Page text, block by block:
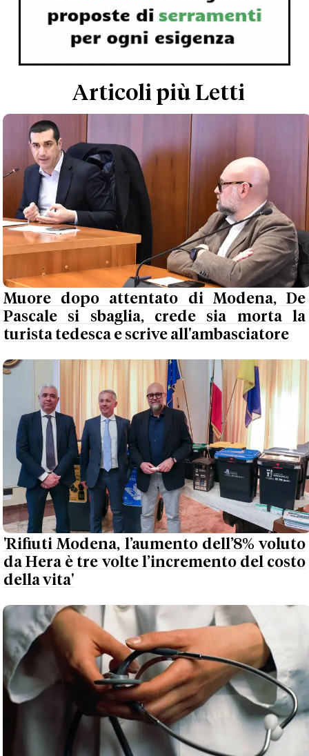
Articoli più Letti
Muore dopo attentato di Modena, De
Pascale si sbaglia, crede sia morta la
turista tedesca e scrive all'ambasciatore
'Rifiuti Modena, l’aumento dell’8% voluto
da Hera è tre volte l’incremento del costo
della vita'